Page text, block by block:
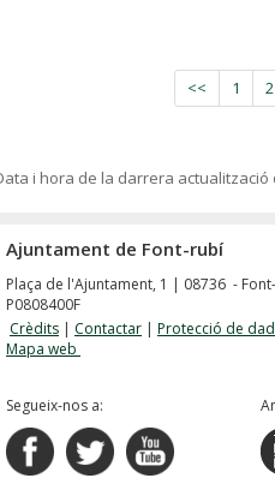
<< 1 2
i hora de la darrera actualització
Ajuntament de Font-rubí
Plaça de l'Ajuntament, 1 | 08736 -
P0808400F
Crèdits | Contactar | Protecció de
Mapa web
Segueix-nos a: